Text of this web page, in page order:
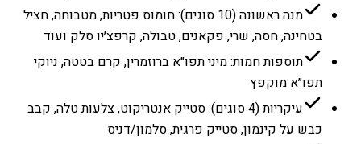
מנה ראשונה (10 סוגים): חומוס פטריות, מטבוחה, חציל
בטחינה, חסה, שרי, פקאנים, טבולה, קרפצ׳יו סלק ועוד
תוספות חמות: מיני תפו״א ברוזמרין, קרם בטטה, ניוקי
תפו״א מוקפץ
עיקריות (4 סוגים): סטייק אנטריקוט, צלעות טלה, קבב
כבש על קינמון, סטייק פרגית, סלמון/דניס